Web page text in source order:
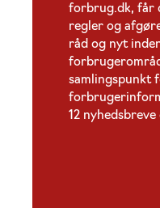
forbrug.dk, får
regler og
råd og nyt
samlingspunkt
12 nyhedsbreve